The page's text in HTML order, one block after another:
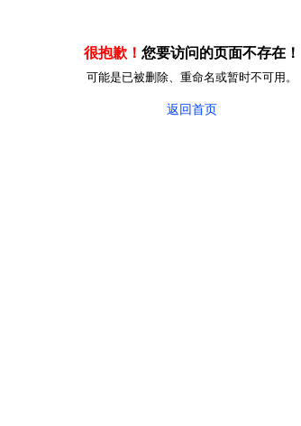
很抱歉！ 您要访问的页面不存在！
可能是已被删除、重命名或暂时不可用。
返回首页